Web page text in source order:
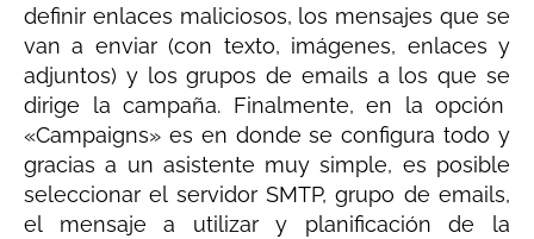
definir enlaces maliciosos, los mensajes que se
van a enviar (con texto, imágenes, enlaces y
adjuntos) y los grupos de emails a los que se
dirige la campaña. Finalmente, en la opción
«Campaigns» es en donde se configura todo y
gracias a un asistente muy simple, es posible
seleccionar el servidor SMTP, grupo de emails,
el mensaje a utilizar y planificación de la